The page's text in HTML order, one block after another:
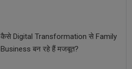
कैसे Digital Transformation से Family
Business बन रहे हैं मजबूत?